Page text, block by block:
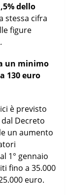
dello
stessa cifra
figure
un minimo
130 euro
è previsto
Decreto
un aumento
1° gennaio
fino a 35.000
euro.